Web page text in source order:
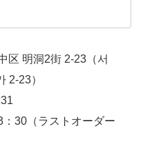
区 明洞2街 2-23（서
2-23）
30（ラストオーダー